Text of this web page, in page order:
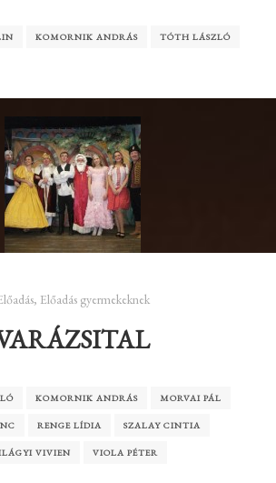
KOMORNIK ANDRÁS TÓTH LÁSZLÓ
, Előadás gyermekeknek
KOMORNIK ANDRÁS MORVAI PÁL
RENGE LÍDIA SZALAY CINTIA
VIVIEN VIOLA PÉTER